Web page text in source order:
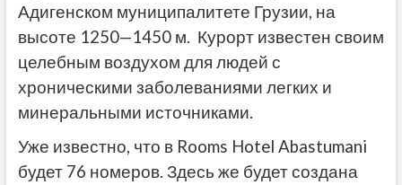
Адигенском муниципалитете Грузии, на
высоте 1250—1450 м. Курорт известен своим
целебным воздухом для людей с
хроническими заболеваниями легких и
минеральными источниками.
Уже известно, что в Rooms Hotel Abastumani
будет 76 номеров. Здесь же будет создана